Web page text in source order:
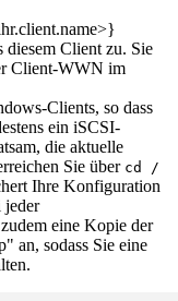
diesem Client zu. Sie
Client-WWN im
Clients, so dass
ein iSCSI-
die aktuelle
Sie über cd /
Ihre Konfiguration
jeder
eine Kopie der
an, sodass Sie eine